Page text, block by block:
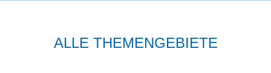
ALLE THEMENGEBIETE